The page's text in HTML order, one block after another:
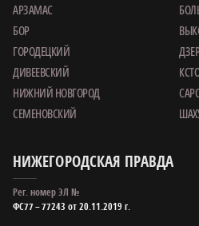
АРЗАМАС
БОР
ГОРОДЕЦКИЙ
ДИВЕЕВСКИЙ
НИЖНИЙ НОВГОРОД
СЕМЕНОВСКИЙ
НИЖЕГОРОДСКАЯ ПРАВДА
Рег. номер ЭЛ №
ФС77 – 77243 от 20.11.2019 г.